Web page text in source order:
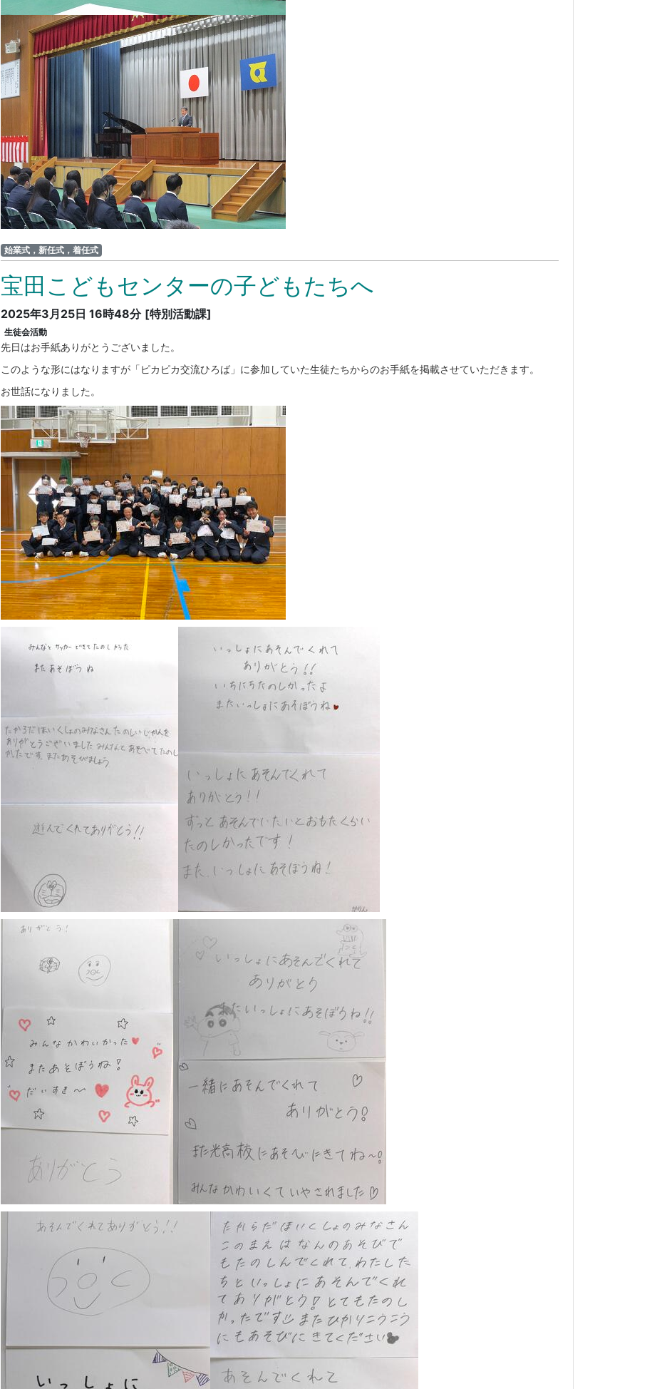
始業式，新任式，着任式
宝田こどもセンターの子どもたちへ
2025年3月25日 16時48分 [特別活動課]
生徒会活動
先日はお手紙ありがとうございました。
このような形にはなりますが「ピカピカ交流ひろば」に参加していた生徒たちからのお手紙を掲載させていただきます。
お世話になりました。